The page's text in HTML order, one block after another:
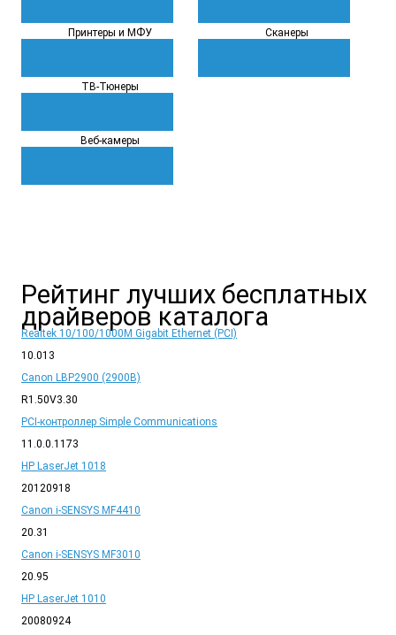
Принтеры и МФУ
ТВ-Тюнеры
Веб-камеры
Сканеры
Рейтинг лучших бесплатных
драйверов каталога
Realtek 10/100/1000M Gigabit Ethernet (PCI)
10.013
Canon LBP2900 (2900B)
R1.50V3.30
PCI-контроллер Simple Communications
11.0.0.1173
HP LaserJet 1018
20120918
Canon i-SENSYS MF4410
20.31
Canon i-SENSYS MF3010
20.95
HP LaserJet 1010
20080924